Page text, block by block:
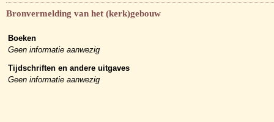
Bronvermelding van het (kerk)gebouw
Boeken
Geen informatie aanwezig
Tijdschriften en andere uitgaves
Geen informatie aanwezig